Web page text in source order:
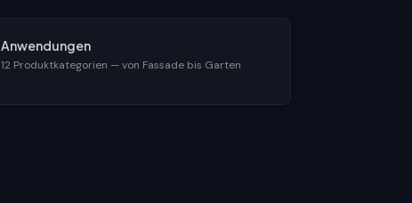
Anwendungen
12 Produktkategorien — von Fassade bis Garten